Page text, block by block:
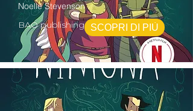
Noelle Stevenson
BAO publishing
SCOPRI DI PIÙ